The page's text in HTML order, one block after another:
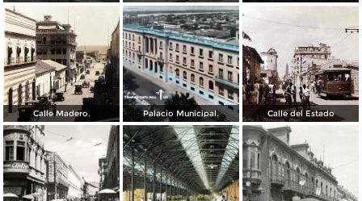
Calle Madero. Palacio Municipal. Calle del Estado